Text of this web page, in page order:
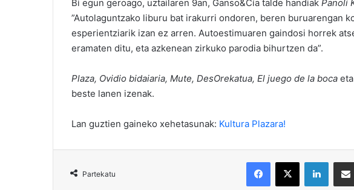
Bi egun geroago, uztailaren 9an, Ganso&Cía talde handiak Panoli
”Autolaguntzako liburu bat irakurri ondoren, beren buruarengan
esperientziarik izan ez arren. Autoestimuaren gaindosi horrek
eramaten ditu, eta azkenean zirkuko parodia bihurtzen da”.
Plaza, Ovidio bidaiaria, Mute, DesOrekatua, El juego de la boca eta
beste lanen izenak.
Lan guztien gaineko xehetasunak: Kultura Plazara!
Partekatu